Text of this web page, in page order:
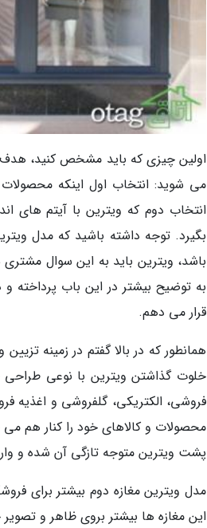
اولین چیزی که باید مشخص کنید، هدف
می شوید: انتخاب اول اینکه محصولات
انتخاب دوم که ویترین با آیتم های
بگیرد. توجه داشته باشید که مدل
باشد، ویترین باید به این سوال
به توضیح بیشتر در این باب
قرار می دهم.
همانطور که در بالا گفتم در زمینه
خلوت گذاشتن ویترین با نوعی
فروشی، الکتریکی، گلفروشی و اغذیه
محصولات و کالاهای خود را کنار هم
پشت ویترین متوجه تازگی آن شده و
مدل ویترین مغازه دوم بیشتر برای
این مغازه ها بیشتر بروی ظاهر و